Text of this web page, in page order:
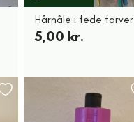
Hårnåle i fede farver
5,00 kr.